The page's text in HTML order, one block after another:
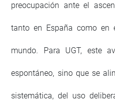
preocupación ante el
tanto en España como en
mundo. Para UGT, este
espontáneo, sino que se
sistemática, del uso